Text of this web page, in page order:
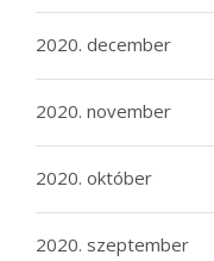
2020. december
2020. november
2020. október
2020. szeptember